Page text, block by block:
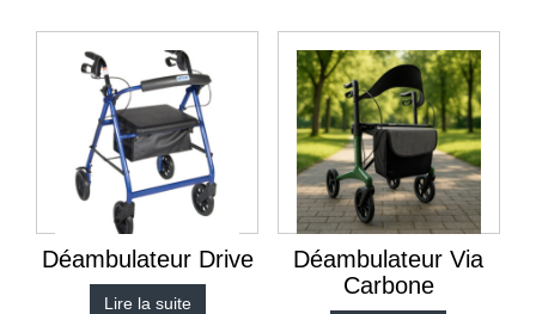
Déambulateur Drive
Lire la suite
Déambulateur Via
Carbone